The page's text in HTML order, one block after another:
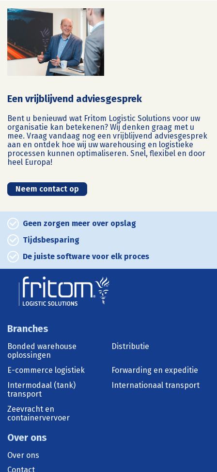
Een vrijblijvend adviesgesprek
Bent u benieuwd wat Fritom Logistic Solutions voor uw
organisatie kan betekenen? Wij denken graag met u
mee. Vraag vandaag nog een vrijblijvend adviesgesprek
aan en ontdek hoe wij uw warehousing en logistieke
processen kunnen optimaliseren. Snel, flexibel en door
heel Europa!
Neem contact op
Geen zorgen meer over opslag
Tijdsbesparing
De juiste software voor elk proces
Branches
Bonded warehouse
oplossingen
Distributie
E-commerce logistiek
Forwarding en expeditie
Intermodaal (tank)
transport
Internationaal transport
Zeevracht en
containervervoer
Over ons
Over ons
Contact